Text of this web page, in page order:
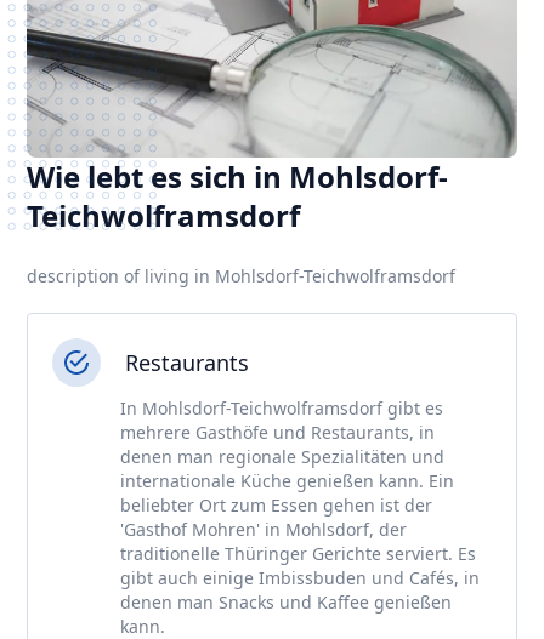
Wie lebt es sich in Mohlsdorf-
Teichwolframsdorf
description of living in Mohlsdorf-Teichwolframsdorf
Restaurants
In Mohlsdorf-Teichwolframsdorf gibt es
mehrere Gasthöfe und Restaurants, in
denen man regionale Spezialitäten und
internationale Küche genießen kann. Ein
beliebter Ort zum Essen gehen ist der
'Gasthof Mohren' in Mohlsdorf, der
traditionelle Thüringer Gerichte serviert. Es
gibt auch einige Imbissbuden und Cafés, in
denen man Snacks und Kaffee genießen
kann.